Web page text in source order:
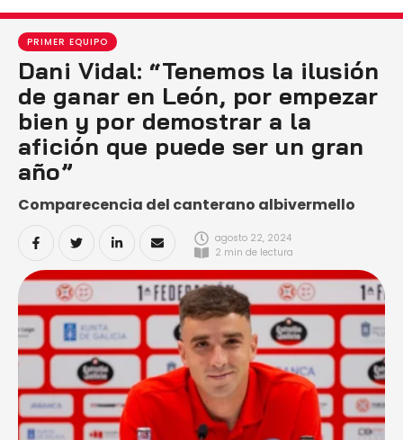
PRIMER EQUIPO
Dani Vidal: “Tenemos la ilusión
de ganar en León, por empezar
bien y por demostrar a la
afición que puede ser un gran
año”
Comparecencia del canterano albivermello
agosto 22, 2024
2 min de lectura